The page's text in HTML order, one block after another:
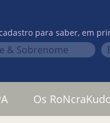
para saber, em
Os